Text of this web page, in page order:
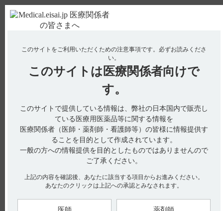
使用期限検索 Drug Information
No : 3071
【サイレース・注射】 過量投与時の対処方法に
ついて教えてください。
電子添文には、過量投与に関する以下の記載があります。
13. 過量投与（引用1）
昏睡等の中枢神経抑制作用に基づく症状
ニル（ベンゾジアゼピン受容体拮抗剤）を投与する場合には、
使用前にフルマゼニルの使用上の注意を必ず読むこと。
このサイトをご利用いただくための注意事項です。 必ずお読みくださ
い。
このサイトは 医療関係者向けで
す。
このサイトで提供している情報は、弊社の日本国内で販売し
ている医療用医薬品等に関する情報を
医療関係者（医師・薬剤師・看護師等）の皆様に情報提供す
ることを目的として作成されています。
一般の方への情報提供を目的としたものではありませんので
ご了承ください。
上記の内容を確認後、あなたに該当する項目からお進みください。
あなたのクリックは上記への承認とみなされます。